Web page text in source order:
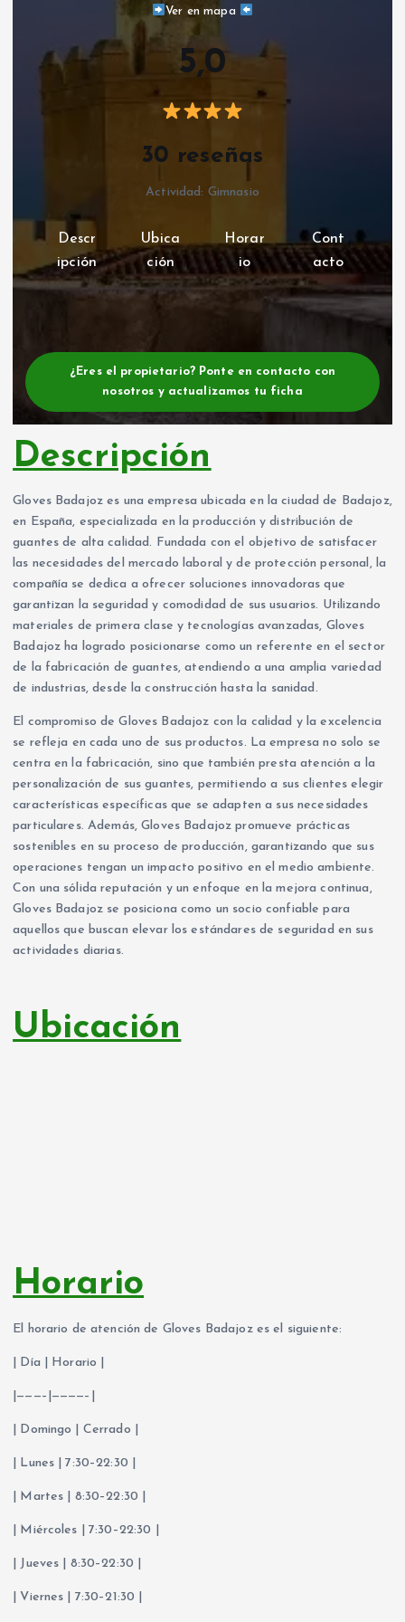
Ver en mapa
5,0
30 reseñas
Actividad: Gimnasio
Descr
ipción
Ubica
ción
Horar
io
Cont
acto
¿Eres el propietario? Ponte en contacto con
nosotros y actualizamos tu ficha
Descripción
Gloves Badajoz es una empresa ubicada en la ciudad de Badajoz,
en España, especializada en la producción y distribución de
guantes de alta calidad. Fundada con el objetivo de satisfacer
las necesidades del mercado laboral y de protección personal, la
compañía se dedica a ofrecer soluciones innovadoras que
garantizan la seguridad y comodidad de sus usuarios. Utilizando
materiales de primera clase y tecnologías avanzadas, Gloves
Badajoz ha logrado posicionarse como un referente en el sector
de la fabricación de guantes, atendiendo a una amplia variedad
de industrias, desde la construcción hasta la sanidad.
El compromiso de Gloves Badajoz con la calidad y la excelencia
se refleja en cada uno de sus productos. La empresa no solo se
centra en la fabricación, sino que también presta atención a la
personalización de sus guantes, permitiendo a sus clientes elegir
características específicas que se adapten a sus necesidades
particulares. Además, Gloves Badajoz promueve prácticas
sostenibles en su proceso de producción, garantizando que sus
operaciones tengan un impacto positivo en el medio ambiente.
Con una sólida reputación y un enfoque en la mejora continua,
Gloves Badajoz se posiciona como un socio confiable para
aquellos que buscan elevar los estándares de seguridad en sus
actividades diarias.
Ubicación
Horario
El horario de atención de Gloves Badajoz es el siguiente:
| Día | Horario |
|———–|————–|
| Domingo | Cerrado |
| Lunes | 7:30–22:30 |
| Martes | 8:30–22:30 |
| Miércoles | 7:30–22:30 |
| Jueves | 8:30–22:30 |
| Viernes | 7:30–21:30 |